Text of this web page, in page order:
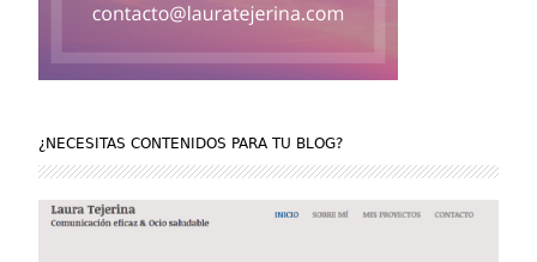
¿NECESITAS CONTENIDOS PARA TU BLOG?